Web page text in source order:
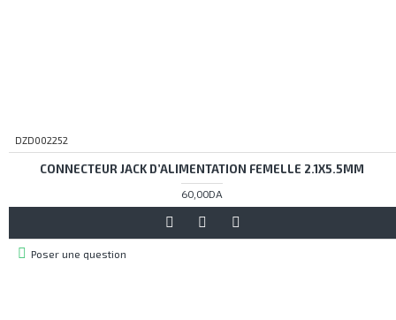
DZD002252
CONNECTEUR JACK D’ALIMENTATION FEMELLE 2.1X5.5MM
60,00DA
Poser une question